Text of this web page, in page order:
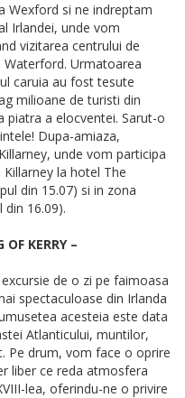
Wexford si ne indreptam
Irlandei, unde vom
vizitarea centrului de
Urmatoarea
caruia au fost tesute
milioane de turisti din
piatra a elocventei. Sarut-o
Dupa-amiaza,
unde vom participa
la hotel The
din 15.07) si in zona
16.09).
KERRY –
de o zi pe faimoasa
spectaculoase din Irlanda
acesteia este data
Atlanticului, muntilor,
Pe drum, vom face o oprire
liber ce reda atmosfera
lea, oferindu-ne o privire